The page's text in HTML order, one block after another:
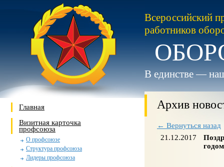
Всероссийский
работников
В единстве —
Главная
Визитная карточка
профсоюза
О профсоюзе
Структура профсоюза
Лидеры профсоюза
Архив
← Вернуться назад
21.12.2017